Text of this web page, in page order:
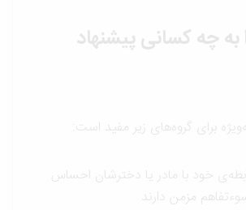
چه کسانی پیشنهاد
برای گروه‌های زیر مفید است:
خود با مادر یا دخترشان احساس
مزمن دارند